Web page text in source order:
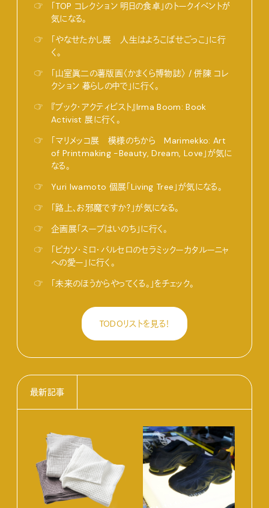
☞
「TOP コレクション 明日の食卓」のトークイベントが
気になる。
☞
「やなせたかし展 人生はよろこばせごっこ」に行
く。
☞
「山室眞二の薯版画〈かまくら博物誌〉 / 併陳 コレ
クション 暮らしの中で」に行く。
☞
『ブック・アクティビスト』Irma Boom: Book
Activist 展に行く。
☞
「マリメッコ展 模様のちから Marimekko: Art
of Printmaking -Beauty, Dream, Love」が気に
なる。
☞
Yuri Iwamoto 個展「Living Tree」が気になる。
☞
「路上、お邪魔ですか？」が気になる。
☞
企画展「スープはいのち」に行く。
☞
「ピカソ・ミロ・バルセロのセラミックーカタルーニャ
への愛ー」に行く。
☞
「未来のほうからやってくる。」をチェック。
TODOリストを見る！
最新記事